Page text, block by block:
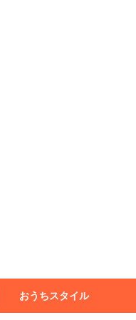
おうちスタイル